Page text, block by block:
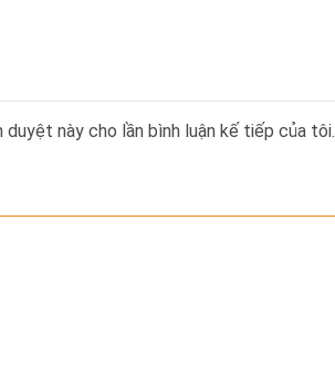
này cho lần bình luận kế tiếp của tôi.